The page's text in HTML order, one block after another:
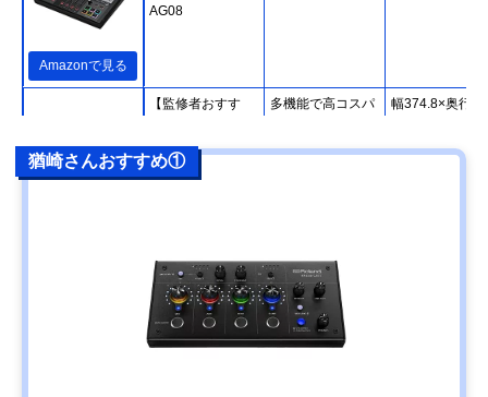
Amazonで見る
AG08
【監修者おすす
多機能で高コスパ
幅374.8×奥行
め】Focusrite
Vocaster One
ズ感も魅力
【監修者おすす
配信・音楽制作の
猶崎さんおすすめ①